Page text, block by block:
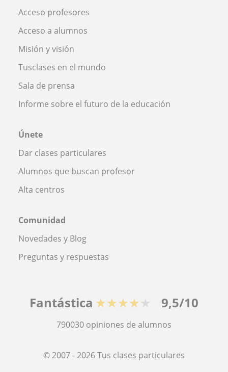
Acceso profesores
Acceso a alumnos
Misión y visión
Tusclases en el mundo
Sala de prensa
Informe sobre el futuro de la educación
Únete
Dar clases particulares
Alumnos que buscan profesor
Alta centros
Comunidad
Novedades y Blog
Preguntas y respuestas
Fantástica ★★★★★ 9,5/10
790030 opiniones de alumnos
© 2007 - 2026 Tus clases particulares